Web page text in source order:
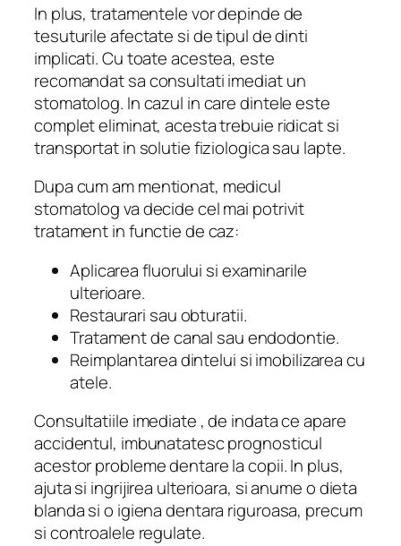
In plus, tratamentele vor depinde de
tesuturile afectate si de tipul de dinti
implicati. Cu toate acestea, este
recomandat sa consultati imediat un
stomatolog. In cazul in care dintele este
complet eliminat, acesta trebuie ridicat si
transportat in solutie fiziologica sau lapte.
Dupa cum am mentionat, medicul
stomatolog va decide cel mai potrivit
tratament in functie de caz:
Aplicarea fluorului si examinarile
ulterioare.
Restaurari sau obturatii.
Tratament de canal sau endodontie.
Reimplantarea dintelui si imobilizarea cu
atele.
Consultatiile imediate , de indata ce apare
accidentul, imbunatatesc prognosticul
acestor probleme dentare la copii. In plus,
ajuta si ingrijirea ulterioara, si anume o dieta
blanda si o igiena dentara riguroasa, precum
si controalele regulate.